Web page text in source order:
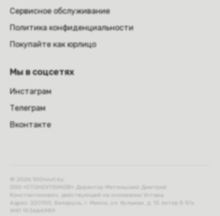
Сервисное обслуживание
Политика конфиденциальности
Покупайте как юрлицо
Мы в соцсетях
Инстаграм
Телеграм
Вконтакте
ООО «СТОНОУТБУКОВ» Директор Метельский Дмитрий
Константинович, действующий на основании Устава.
Адрес: 220100, Беларусь, г. Минск, ул. Кульман, д. 15 литер Б 9/к.